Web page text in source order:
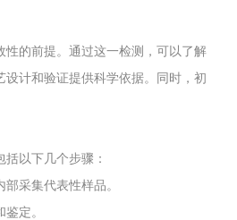
的前提。通过这一检测，可以了解
计和验证提供科学依据。同时，初
以下几个步骤：
采集代表性样品。
定。